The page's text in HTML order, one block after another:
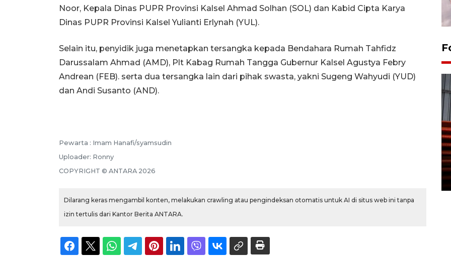
Noor, Kepala Dinas PUPR Provinsi Kalsel Ahmad Solhan (SOL) dan Kabid Cipta Karya
Dinas PUPR Provinsi Kalsel Yulianti Erlynah (YUL).
Selain itu, penyidik juga menetapkan tersangka kepada Bendahara Rumah Tahfidz
Darussalam Ahmad (AMD), Plt Kabag Rumah Tangga Gubernur Kalsel Agustya Febry
Andrean (FEB). serta dua tersangka lain dari pihak swasta, yakni Sugeng Wahyudi (YUD)
dan Andi Susanto (AND).
Pewarta : Imam Hanafi/syamsudin
Uploader: Ronny
COPYRIGHT © ANTARA 2026
Dilarang keras mengambil konten, melakukan crawling atau pengindeksan otomatis untuk AI di situs web ini tanpa
izin tertulis dari Kantor Berita ANTARA.